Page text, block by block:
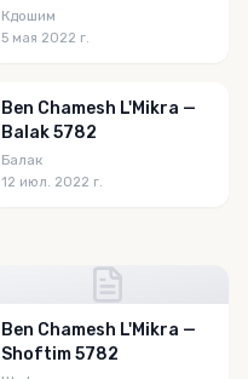
Кдошим
5 мая 2022 г.
Ben Chamesh L'Mikra —
Balak 5782
Балак
12 июл. 2022 г.
Ben Chamesh L'Mikra —
Shoftim 5782